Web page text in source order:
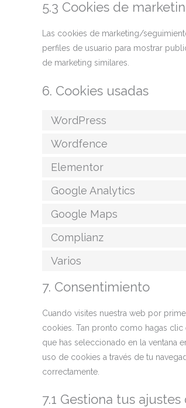
5.3 Cookies de
Las cookies de marketing/
perfiles de usuario para mostrar
de marketing similares.
6. Cookies usadas
WordPress
Wordfence
Elementor
Google Analytics
Google Maps
Complianz
Varios
7. Consentimiento
Cuando visites nuestra web por
cookies. Tan pronto como hagas
que has seleccionado en la ventana
uso de cookies a través de tu
correctamente.
7.1 Gestiona tus